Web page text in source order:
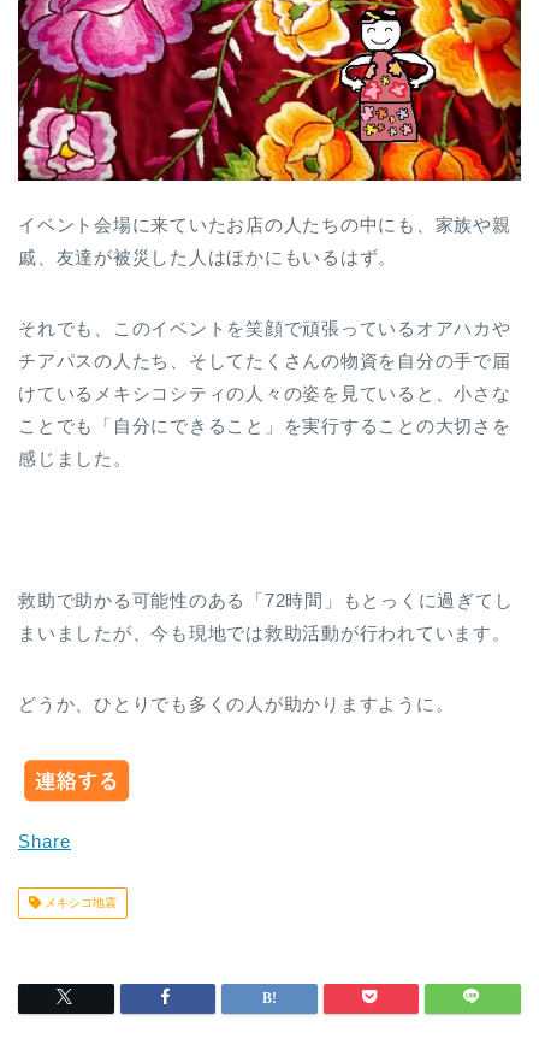
イベント会場に来ていたお店の人たちの中にも、家族や親
戚、友達が被災した人はほかにもいるはず。
それでも、このイベントを笑顔で頑張っているオアハカや
チアパスの人たち、そしてたくさんの物資を自分の手で届
けているメキシコシティの人々の姿を見ていると、小さな
ことでも「自分にできること」を実行することの大切さを
感じました。
救助で助かる可能性のある「72時間」もとっくに過ぎてし
まいましたが、今も現地では救助活動が行われています。
どうか、ひとりでも多くの人が助かりますように。
Share
メキシコ地震